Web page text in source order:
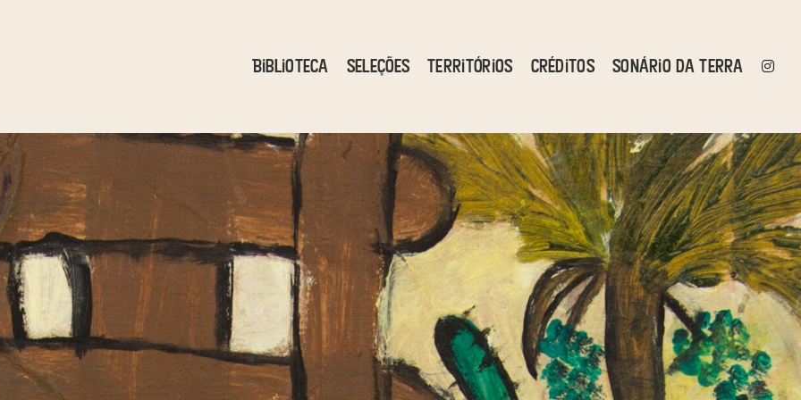
Biblioteca Seleções Territórios Créditos Sonário da Terra